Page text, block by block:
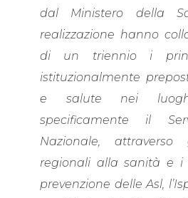
dal Ministero della
realizzazione hanno
di un triennio i
istituzionalmente
e salute nei
specificamente il
Nazionale, attraverso
regionali alla sanità e i
prevenzione delle Asl,